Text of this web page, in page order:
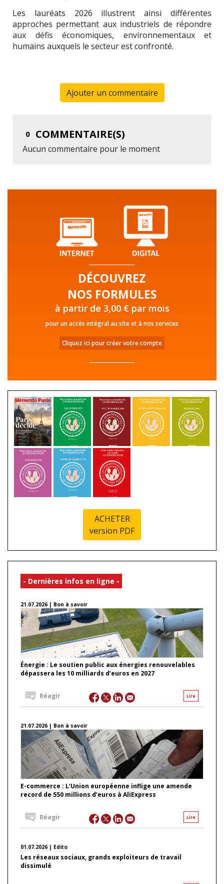
Les lauréats 2026 illustrent ainsi différentes
approches permettant aux industriels de répondre
aux défis économiques, environnementaux et
humains auxquels le secteur est confronté.
Ajouter un commentaire
0 COMMENTAIRE(S)
Aucun commentaire pour le moment
DÉCOUVREZ
NOS FORMULES
à partir de 3,00 € par mois
pour un accès intégral au site et à nos services
Cliquez ici pour créer votre compte
ACHETER
version PDF
- Dernières infos en ligne -
21.07.2026 | Bon à savoir
Énergie : Le soutien public aux énergies renouvelables
dépassera les 10 milliards d’euros en 2027
Lire
Réagir
21.07.2026 | Bon à savoir
E-commerce : L’Union européenne inflige une amende
record de 550 millions d’euros à AliExpress
Lire
Réagir
01.07.2026 | Edito
Les réseaux sociaux, grands exploiteurs de travail
dissimulé